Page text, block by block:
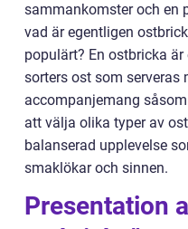
sammankomster och en
vad är egentligen
populärt? En ostbricka
sorters ost som serveras
accompanjemang
att välja olika typer av
balanserad upplevelse
smaklökar och sinnen.
Presentation